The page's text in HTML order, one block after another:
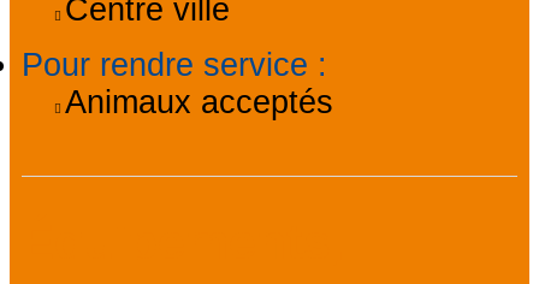
Centre ville
Pour rendre service :
Animaux acceptés